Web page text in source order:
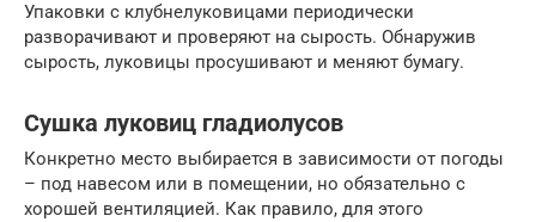
Упаковки с клубнелуковицами периодически
разворачивают и проверяют на сырость. Обнаружив
сырость, луковицы просушивают и меняют бумагу.
Сушка луковиц гладиолусов
Конкретно место выбирается в зависимости от погоды
– под навесом или в помещении, но обязательно с
хорошей вентиляцией. Как правило, для этого